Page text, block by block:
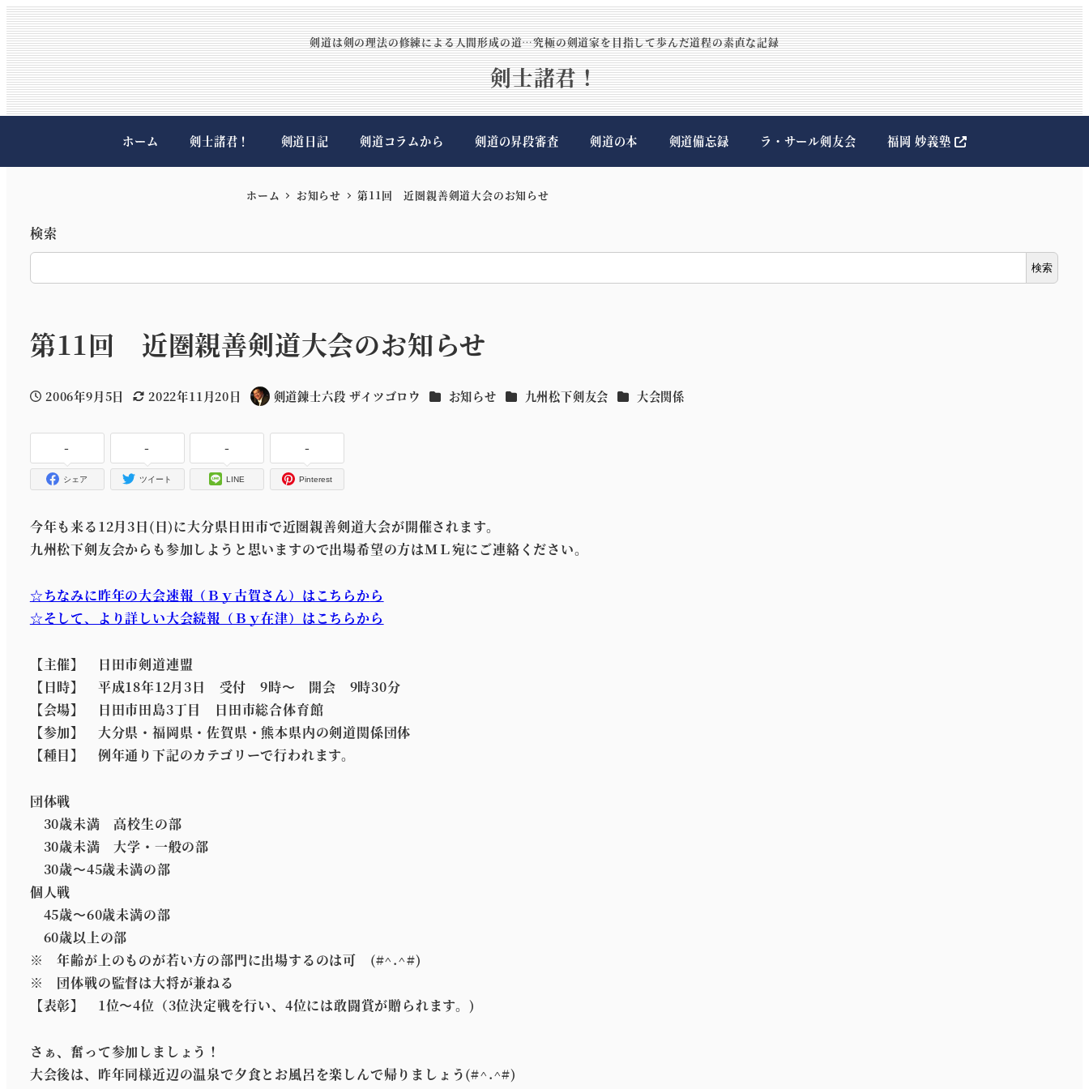
剣道は剣の理法の修練による人間形成の道…究極の剣道家を目指して歩んだ道程の素直な記録
剣士諸君！
ホーム 剣士諸君！ 剣道日記 剣道コラムから 剣道の昇段審査 剣道の本 剣道備忘録 ラ・サール剣友会 福岡 妙義塾
ホーム お知らせ 第11回 近圏親善剣道大会のお知らせ
検索
検索
第11回 近圏親善剣道大会のお知らせ
投稿日
2006年9月5日
更新日
2022年11月20日
著
剣道錬士六段 ザイツゴロウ カテゴリー
お知らせ カテゴリー
九州松下剣友会 カテゴリー
大会関係
-
シェア
-
ツイート
-
LINE
-
Pinterest
今年も来る12月3日(日)に大分県日田市で近圏親善剣道大会が開催されます。
九州松下剣友会からも参加しようと思いますので出場希望の方はＭＬ宛にご連絡ください。
☆ちなみに昨年の大会速報（Ｂｙ古賀さん）はこちらから
☆そして、より詳しい大会続報（Ｂｙ在津）はこちらから
【主催】 日田市剣道連盟
【日時】 平成18年12月3日 受付 9時〜 開会 9時30分
【会場】 日田市田島3丁目 日田市総合体育館
【参加】 大分県・福岡県・佐賀県・熊本県内の剣道関係団体
【種目】 例年通り下記のカテゴリーで行われます。
団体戦
30歳未満 高校生の部
30歳未満 大学・一般の部
30歳〜45歳未満の部
個人戦
45歳〜60歳未満の部
60歳以上の部
※ 年齢が上のものが若い方の部門に出場するのは可 (#^.^#)
※ 団体戦の監督は大将が兼ねる
【表彰】 1位〜4位（3位決定戦を行い、4位には敢闘賞が贈られます。)
さぁ、奮って参加しましょう！
大会後は、昨年同様近辺の温泉で夕食とお風呂を楽しんで帰りましょう(#^.^#)